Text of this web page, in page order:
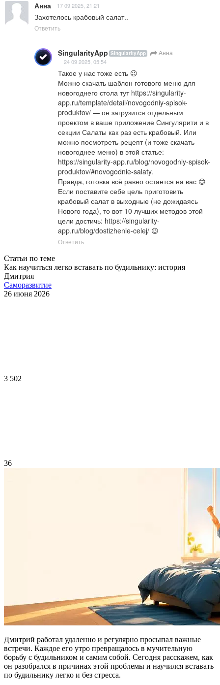
Анна 17 09 2025, 21:21
Захотелось крабовый салат..
Ответить
SingularityApp SingularityApp Анна
24 09 2025, 05:54
Такое у нас тоже есть 😉
Можно скачать шаблон готового меню для
новогоднего стола тут https://singularity-
app.ru/template/detail/novogodniy-spisok-
produktov/ — он загрузится отдельным
проектом в ваше приложение Сингулярити и в
секции Салаты как раз есть крабовый. Или
можно посмотреть рецепт (и тоже скачать
https://singularity-app.ru/blog/novogodniy-spisok-
produktov/#novogodnie-salaty.
Правда, готовка всё равно остается на вас 😊
Если поставите себе цель приготовить
крабовый салат в выходные (не дожидаясь
Нового года), то вот 10 лучших методов этой
цели достичь: https://singularity-
app.ru/blog/dostizhenie-celej/ 😉
Ответить
Статьи по теме
Как научиться легко вставать по будильнику: история
Дмитрия
Саморазвитие
26 июня 2026
3 502
36
Дмитрий работал удаленно и регулярно просыпал важные
встречи. Каждое его утро превращалось в мучительную
борьбу с будильником и самим собой. Сегодня расскажем, как
он разобрался в причинах этой проблемы и научился вставать
по будильнику легко и без стресса.